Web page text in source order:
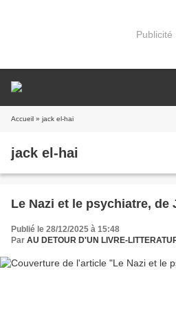
Publicité
Accueil » jack el-hai
jack el-hai
Le Nazi et le psychiatre, de
Publié le 28/12/2025 à 15:48
Par AU DETOUR D'UN LIVRE-